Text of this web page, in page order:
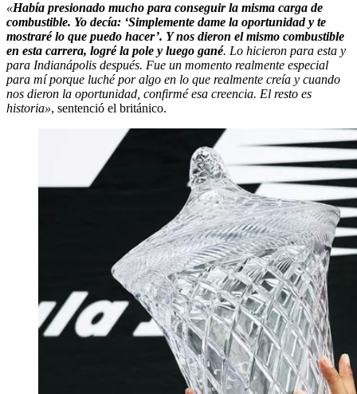
«Había presionado mucho para conseguir la misma carga de
combustible. Yo decía: ‘Simplemente dame la oportunidad y te
mostraré lo que puedo hacer’. Y nos dieron el mismo combustible
en esta carrera, logré la pole y luego gané. Lo hicieron para esta y
para Indianápolis después. Fue un momento realmente especial
para mí porque luché por algo en lo que realmente creía y cuando
nos dieron la oportunidad, confirmé esa creencia. El resto es
historia», sentenció el británico.